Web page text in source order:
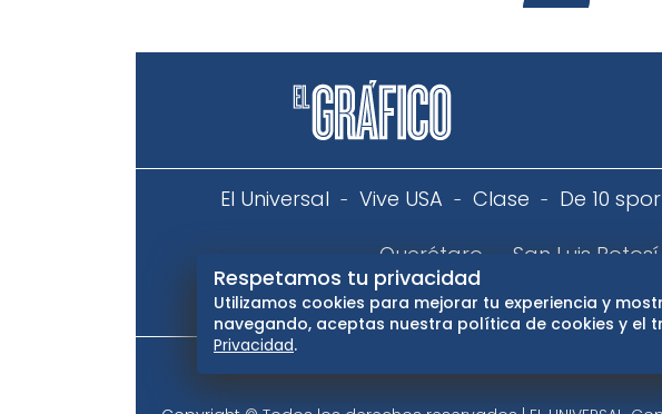
El Universal Vive USA Clase De 10
Querétaro
San Luis Potosí
Aviso de privacidad
Respetamos tu privacidad
Utilizamos cookies para mejorar tu experiencia y
navegando, aceptas nuestra política de cookies y el
Privacidad.